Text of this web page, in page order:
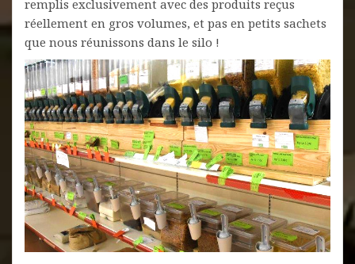
remplis exclusivement avec des produits reçus
réellement en gros volumes, et pas en petits sachets
que nous réunissons dans le silo !